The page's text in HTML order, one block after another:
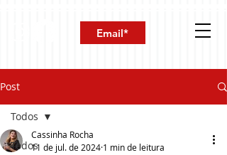
Post
Todos
Todos
Cassinha Rocha
11 de jul. de 2024 1 min de leitura